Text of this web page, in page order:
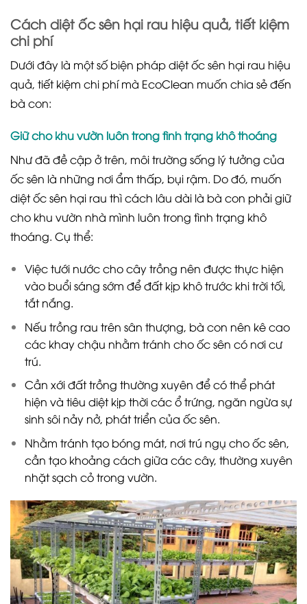
Cách diệt ốc sên hại rau hiệu quả, tiết kiệm
chi phí
Dưới đây là một số biện pháp diệt ốc sên hại rau hiệu
quả, tiết kiệm chi phí mà EcoClean muốn chia sẻ đến
bà con:
Giữ cho khu vườn luôn trong tình trạng khô thoáng
Như đã đề cập ở trên, môi trường sống lý tưởng của
ốc sên là những nơi ẩm thấp, bụi rậm. Do đó, muốn
diệt ốc sên hại rau thì cách lâu dài là bà con phải giữ
cho khu vườn nhà mình luôn trong tình trạng khô
thoáng. Cụ thể:
Việc tưới nước cho cây trồng nên được thực hiện
vào buổi sáng sớm để đất kịp khô trước khi trời tối,
tắt nắng.
Nếu trồng rau trên sân thượng, bà con nên kê cao
các khay chậu nhằm tránh cho ốc sên có nơi cư
trú.
Cần xới đất trồng thường xuyên để có thể phát
hiện và tiêu diệt kịp thời các ổ trứng, ngăn ngừa sự
sinh sôi nảy nở, phát triển của ốc sên.
Nhằm tránh tạo bóng mát, nơi trú ngụ cho ốc sên,
cần tạo khoảng cách giữa các cây, thường xuyên
nhặt sạch cỏ trong vườn.